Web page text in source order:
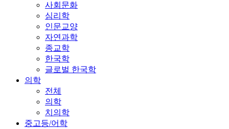
사회문화
심리학
인문교양
자연과학
종교학
한국학
글로벌 한국학
의학
전체
의학
치의학
중고등/어학